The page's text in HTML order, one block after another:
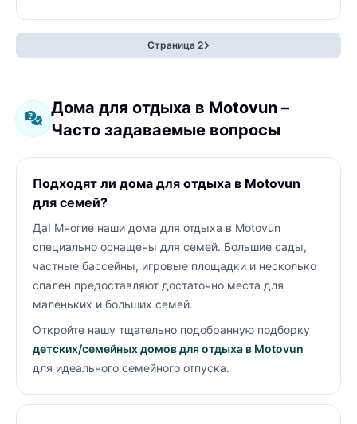
Страница 2
Дома для отдыха в Motovun –
Часто задаваемые вопросы
Подходят ли дома для отдыха в Motovun
для семей?
Да! Многие наши дома для отдыха в Motovun
специально оснащены для семей. Большие сады,
частные бассейны, игровые площадки и несколько
спален предоставляют достаточно места для
маленьких и больших семей.
Откройте нашу тщательно подобранную подборку
детских/семейных домов для отдыха в Motovun
для идеального семейного отпуска.